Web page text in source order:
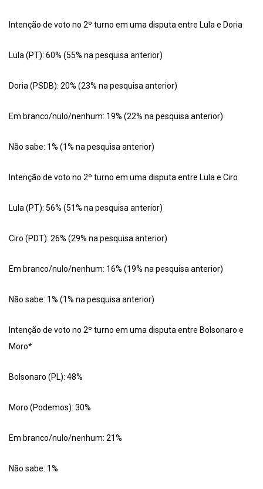
Intenção de voto no 2º turno em uma disputa entre Lula e Doria
Lula (PT): 60% (55% na pesquisa anterior)
Doria (PSDB): 20% (23% na pesquisa anterior)
Em branco/nulo/nenhum: 19% (22% na pesquisa anterior)
Não sabe: 1% (1% na pesquisa anterior)
Intenção de voto no 2º turno em uma disputa entre Lula e Ciro
Lula (PT): 56% (51% na pesquisa anterior)
Ciro (PDT): 26% (29% na pesquisa anterior)
Em branco/nulo/nenhum: 16% (19% na pesquisa anterior)
Não sabe: 1% (1% na pesquisa anterior)
Intenção de voto no 2º turno em uma disputa entre Bolsonaro e
Moro*
Bolsonaro (PL): 48%
Moro (Podemos): 30%
Em branco/nulo/nenhum: 21%
Não sabe: 1%